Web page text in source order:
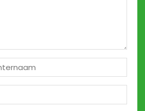
Naam
*
mailadres